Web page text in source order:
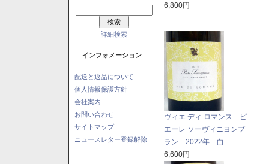
詳細検索
インフォメーション
配送と返品について
個人情報保護方針
会社案内
お問い合わせ
サイトマップ
ニュースレター登録解除
6,800円
ヴィエ ディ ロマンス ピ
エーレ ソーヴィニヨンブ
ラン 2022年 白
6,600円